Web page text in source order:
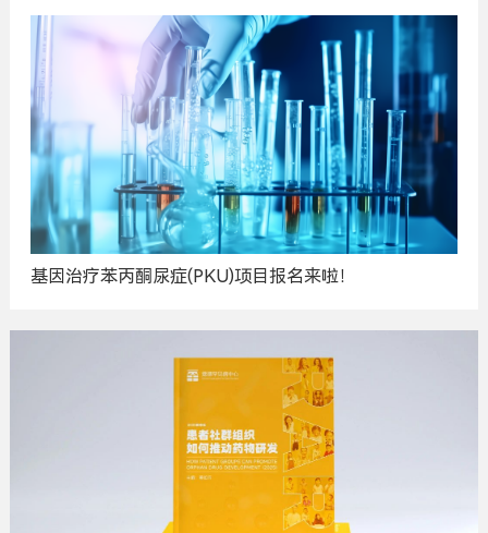
基因治疗苯丙酮尿症(PKU)项目报名来啦！
广